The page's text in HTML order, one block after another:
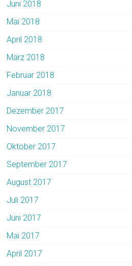
Juni 2018
Mai 2018
April 2018
März 2018
Februar 2018
Januar 2018
Dezember 2017
November 2017
Oktober 2017
September 2017
August 2017
Juli 2017
Juni 2017
Mai 2017
April 2017